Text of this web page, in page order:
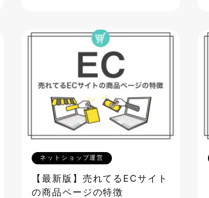
ネットショップ運営
【最新版】売れてるECサイト
の商品ページの特徴